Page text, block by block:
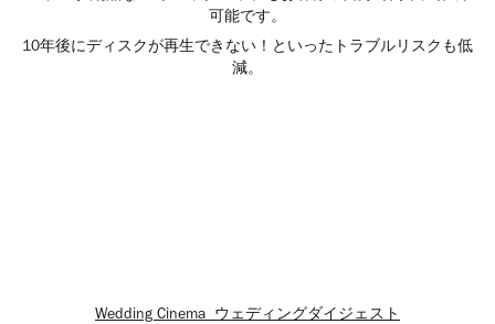
可能です。
10年後にディスクが再生できない！といったトラブルリスクも低
減。
Wedding Cinema ウェディングダイジェスト